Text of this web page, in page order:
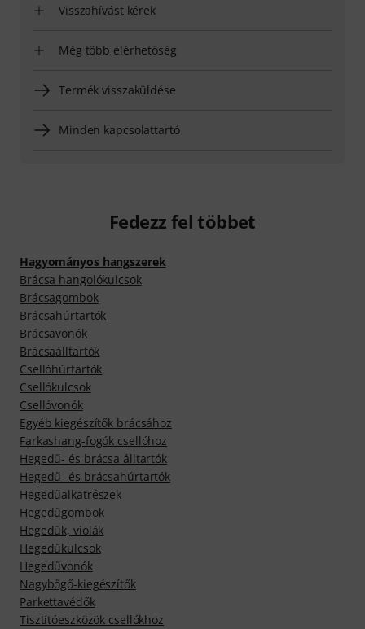
Visszahívást kérek
Még több elérhetőség
Termék visszaküldése
Minden kapcsolattartó
Fedezz fel többet
Hagyományos hangszerek
Brácsa hangolókulcsok
Brácsagombok
Brácsahúrtartók
Brácsavonók
Brácsaálltartók
Csellóhúrtartók
Csellókulcsok
Csellóvonók
Egyéb kiegészítők brácsához
Farkashang-fogók csellóhoz
Hegedű- és brácsa álltartók
Hegedű- és brácsahúrtartók
Hegedűalkatrészek
Hegedűgombok
Hegedűk, violák
Hegedűkulcsok
Hegedűvonók
Nagybőgő-kiegészítők
Parkettavédők
Tisztítóeszközök csellókhoz